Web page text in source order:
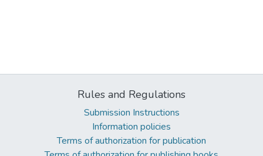
Rules and Regulations
Submission Instructions
Information policies
Terms of authorization for publication